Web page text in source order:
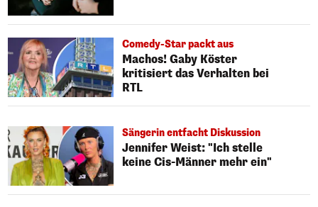
Comedy-Star packt aus
Machos! Gaby Köster
kritisiert das Verhalten bei
RTL
Sängerin entfacht Diskussion
Jennifer Weist: "Ich stelle
keine Cis-Männer mehr ein"